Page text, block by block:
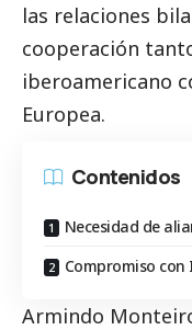
las relaciones
cooperación
iberoamericano
Europea.
Contenidos
Necesidad de
Compromiso
Armindo